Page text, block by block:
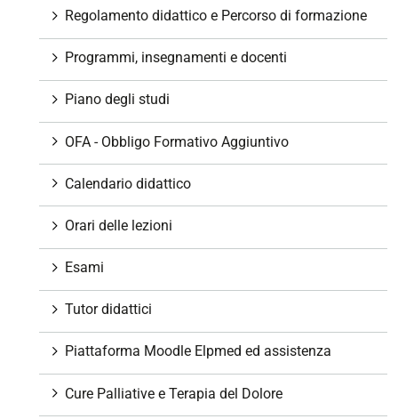
Regolamento didattico e Percorso di formazione
Programmi, insegnamenti e docenti
Piano degli studi
OFA - Obbligo Formativo Aggiuntivo
Calendario didattico
Orari delle lezioni
Esami
Tutor didattici
Piattaforma Moodle Elpmed ed assistenza
Cure Palliative e Terapia del Dolore